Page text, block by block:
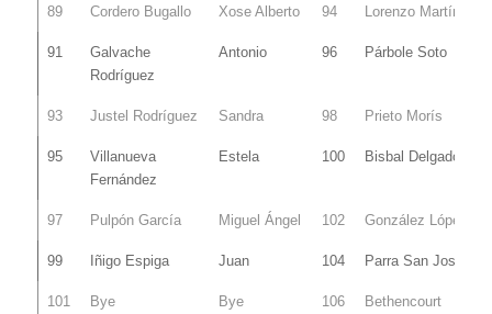
89 Cordero Bugallo Xose Alberto 94 Lorenzo Martín
91
Galvache
Rodríguez
Antonio 96 Párbole Soto
93 Justel Rodríguez Sandra 98 Prieto Morís
95
Villanueva
Fernández
Estela 100 Bisbal Delgado
97 Pulpón García Miguel Ángel 102 González López
99 Iñigo Espiga Juan 104 Parra San José
101 Bye Bye 106
Bethencourt